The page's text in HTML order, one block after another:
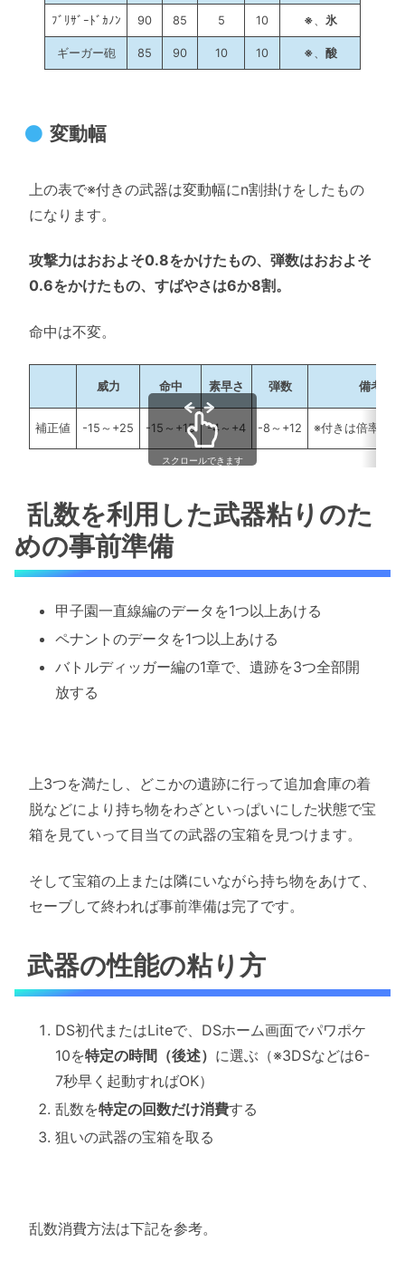
ﾌﾞﾘｻﾞｰﾄﾞｶﾉﾝ 90 85 5 10 ※、 氷
ギーガー砲 85 90 10 10 ※、 酸
変動幅
上の表で※付きの武器は変動幅にn割掛けをしたもの
になります。
攻撃力はおおよそ0.8をかけたもの、弾数はおおよそ
0.6をかけたもの、すばやさは6か8割。
命中は不変。
威力 命中 素早さ 弾数 備考
補正値 -15～+25 -15～+15 -4～+4 -8～+12 ※付きは倍率調
スクロールできます
乱数を利用した武器粘りのた
めの事前準備
甲子園一直線編のデータを1つ以上あける
ペナントのデータを1つ以上あける
バトルディッガー編の1章で、遺跡を3つ全部開
放する
上3つを満たし、どこかの遺跡に行って追加倉庫の着
脱などにより持ち物をわざといっぱいにした状態で宝
箱を見ていって目当ての武器の宝箱を見つけます。
そして宝箱の上または隣にいながら持ち物をあけて、
セーブして終われば事前準備は完了です。
武器の性能の粘り方
DS初代またはLiteで、DSホーム画面でパワポケ
10を特定の時間（後述） に選ぶ（※3DSなどは6-
7秒早く起動すればOK）
乱数を特定の回数だけ消費する
狙いの武器の宝箱を取る
乱数消費方法は下記を参考。